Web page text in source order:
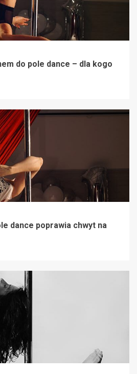
do pole dance – dla kogo
dance poprawia chwyt na